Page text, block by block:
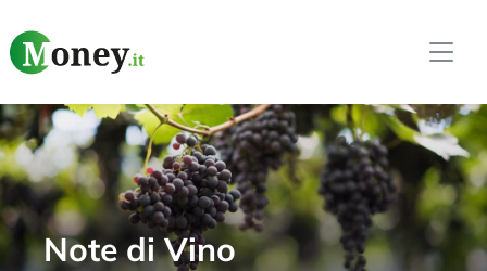
Softi Weekly –
Innovazione e AI nel
Trading Automatico